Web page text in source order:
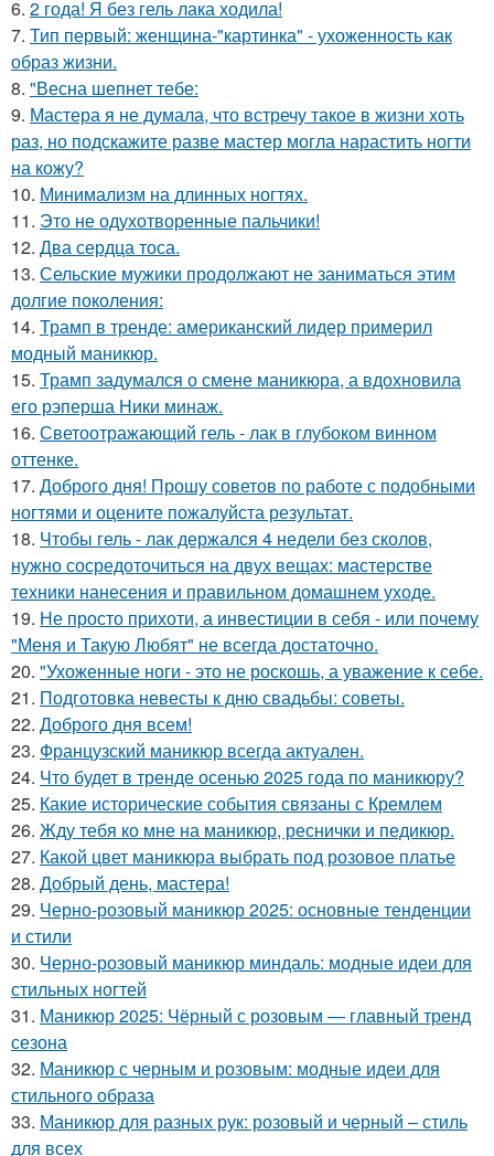
6. 2 года! Я без гель лака ходила!
7. Тип первый: женщина-"картинка" - ухоженность как
образ жизни.
8. "Весна шепнет тебе:
9. Мастера я не думала, что встречу такое в жизни хоть
раз, но подскажите разве мастер могла нарастить ногти
на кожу?
10. Минимализм на длинных ногтях.
11. Это не одухотворенные пальчики!
12. Два сердца тоса.
13. Сельские мужики продолжают не заниматься этим
долгие поколения:
14. Трамп в тренде: американский лидер примерил
модный маникюр.
15. Трамп задумался о смене маникюра, а вдохновила
его рэперша Ники минаж.
16. Светоотражающий гель - лак в глубоком винном
оттенке.
17. Доброго дня! Прошу советов по работе с подобными
ногтями и оцените пожалуйста результат.
18. Чтобы гель - лак держался 4 недели без сколов,
нужно сосредоточиться на двух вещах: мастерстве
техники нанесения и правильном домашнем уходе.
19. Не просто прихоти, а инвестиции в себя - или почему
"Меня и Такую Любят" не всегда достаточно.
20. "Ухоженные ноги - это не роскошь, а уважение к себе.
21. Подготовка невесты к дню свадьбы: советы.
22. Доброго дня всем!
23. Французский маникюр всегда актуален.
24. Что будет в тренде осенью 2025 года по маникюру?
25. Какие исторические события связаны с Кремлем
26. Жду тебя ко мне на маникюр, реснички и педикюр.
27. Какой цвет маникюра выбрать под розовое платье
28. Добрый день, мастера!
29. Черно-розовый маникюр 2025: основные тенденции
и стили
30. Черно-розовый маникюр миндаль: модные идеи для
стильных ногтей
31. Маникюр 2025: Чёрный с розовым — главный тренд
сезона
32. Маникюр с черным и розовым: модные идеи для
стильного образа
33. Маникюр для разных рук: розовый и черный – стиль
для всех